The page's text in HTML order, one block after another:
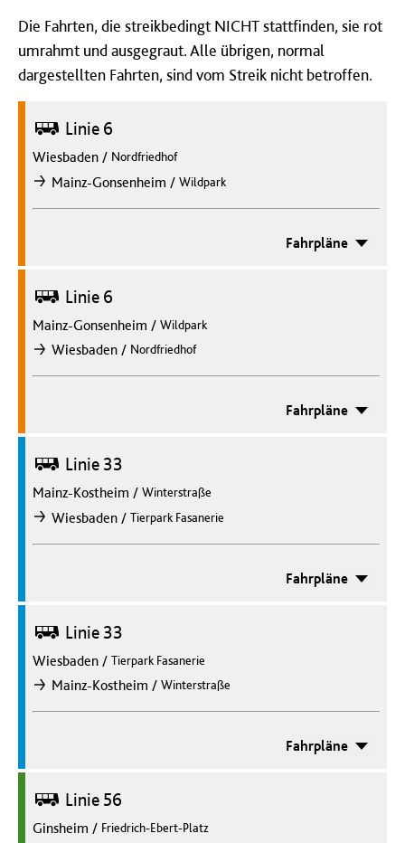
Die Fahrten, die streikbedingt NICHT stattfinden, sie rot
umrahmt und ausgegraut. Alle übrigen, normal
dargestellten Fahrten, sind vom Streik nicht betroffen.
Bus Linie 6
Wiesbaden / Nordfriedhof
nachMainz-Gonsenheim / Wildpark
Fahrpläne
Bus Linie 6
Mainz-Gonsenheim / Wildpark
nachWiesbaden / Nordfriedhof
Fahrpläne
Bus Linie 33
Mainz-Kostheim / Winterstraße
nachWiesbaden / Tierpark Fasanerie
Fahrpläne
Bus Linie 33
Wiesbaden / Tierpark Fasanerie
nachMainz-Kostheim / Winterstraße
Fahrpläne
Bus Linie 56
Ginsheim / Friedrich-Ebert-Platz